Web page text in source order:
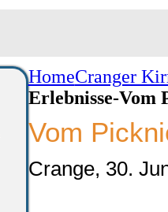
HomeCranger
Erlebnisse-Vom
Vom
Crange, 30.